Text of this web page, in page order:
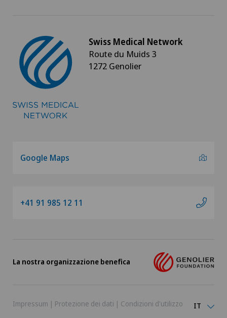
Swiss Medical Network
Route du Muids 3
1272 Genolier
Google Maps
+41 91 985 12 11
La nostra organizzazione benefica
Impressum | Protezione dei dati | Condizioni d'utilizzo IT